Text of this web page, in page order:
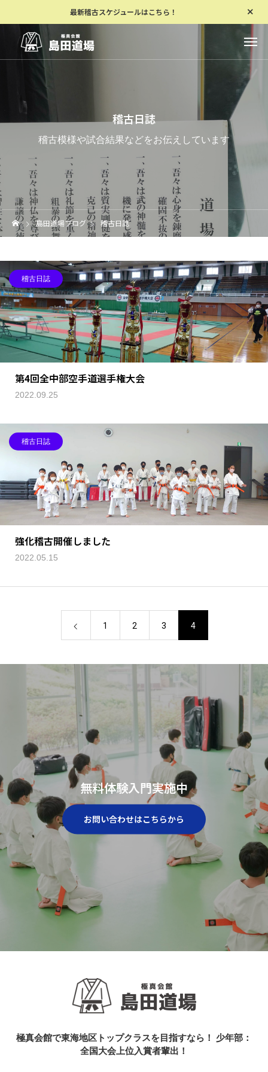
最新稽古スケジュールはこちら！
稽古日誌
稽古模様や試合結果などをお伝えしています
島田道場ブログ 稽古日誌
稽古日誌
第4回全中部空手道選手権大会
2022.09.25
稽古日誌
強化稽古開催しました
2022.05.15
1 2 3 4
無料体験入門実施中
お問い合わせはこちらから
極真会館で東海地区トップクラスを目指すなら！ 少年部：
全国大会上位入賞者輩出！